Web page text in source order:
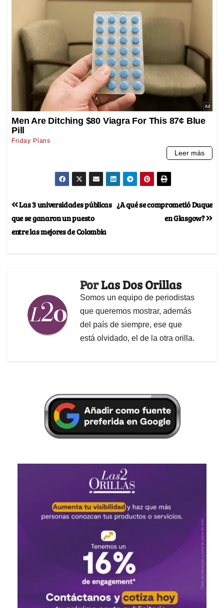
¿A qué se comprometió Duque
en Glasgow?
Las 3 universidades públicas
que se ganaron un puesto
entre las mejores de Colombia
PorLas Dos Orillas
Somos un equipo de periodistas
que queremos mostrar, además
del país de siempre, ese que
está olvidado, el de la otra orilla.